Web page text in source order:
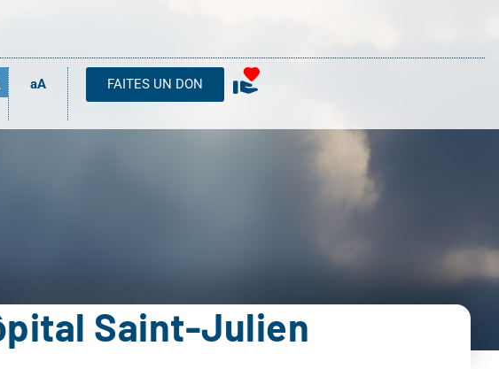
aA FAITES UN DON
Saint-Julien